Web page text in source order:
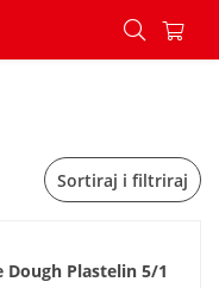
Sortiraj i filtriraj
Dough Plastelin 5/1